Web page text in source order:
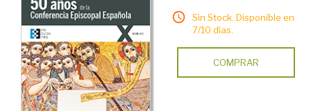
Sin Stock. Disponible en
7/10 días.
COMPRAR